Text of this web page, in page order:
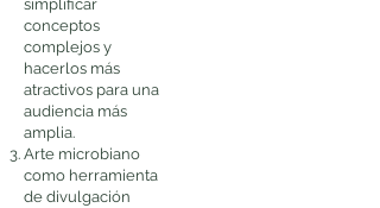
simplificar
conceptos
complejos y
hacerlos más
atractivos para una
audiencia más
amplia.
Arte microbiano
como herramienta
de divulgación